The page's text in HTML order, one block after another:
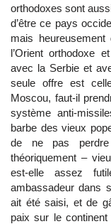
orthodoxes sont
d’être ce pays
mais
l’Orient orthodoxe
avec la Serbie et
seule offre est
Moscou, faut-il
système anti-
barbe des vieux
de ne pas perdre
théoriquement –
est-elle assez
ambassadeur dans
ait été saisi, et de
paix sur le